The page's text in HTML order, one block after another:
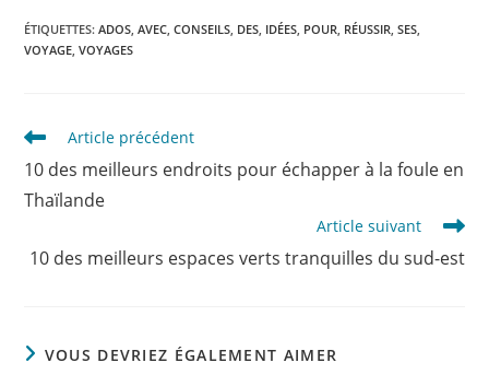
ÉTIQUETTES:ADOS, AVEC, CONSEILS, DES, IDÉES, POUR, RÉUSSIR, SES,
VOYAGE, VOYAGES
Read
more
articles
Article précédent
10 des meilleurs endroits pour échapper à la foule en
Thaïlande
Article suivant
10 des meilleurs espaces verts tranquilles du sud-est
VOUS DEVRIEZ ÉGALEMENT AIMER